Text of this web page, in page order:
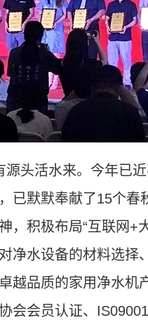
活水来。今年已近
已默默奉献了15个
，积极布局“互联网
净水设备的材料选
越品质的家用净水
会会员认证、